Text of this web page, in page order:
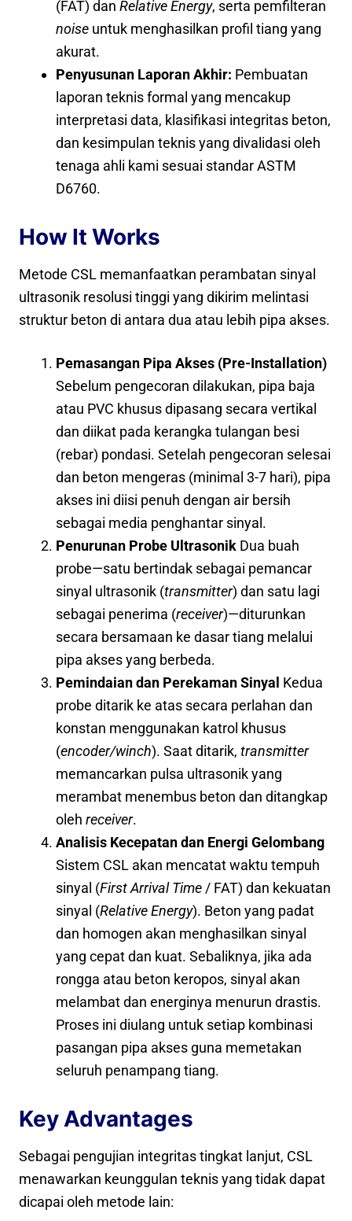
(FAT) danRelative Energy, serta pemfilteran
noise untuk menghasilkan profil tiang yang
akurat.
Penyusunan Laporan Akhir: Pembuatan
laporan teknis formal yang mencakup
interpretasi data, klasifikasi integritas beton,
dan kesimpulan teknis yang divalidasi oleh
tenaga ahli kami sesuai standar ASTM
D6760.
How It Works
Metode CSL memanfaatkan perambatan sinyal
ultrasonik resolusi tinggi yang dikirim melintasi
struktur beton di antara dua atau lebih pipa akses.
Pemasangan Pipa Akses (Pre-Installation)
Sebelum pengecoran dilakukan, pipa baja
atau PVC khusus dipasang secara vertikal
dan diikat pada kerangka tulangan besi
(rebar) pondasi. Setelah pengecoran selesai
dan beton mengeras (minimal 3-7 hari), pipa
akses ini diisi penuh dengan air bersih
sebagai media penghantar sinyal.
Penurunan Probe Ultrasonik Dua buah
probe—satu bertindak sebagai pemancar
sinyal ultrasonik (transmitter) dan satu lagi
sebagai penerima (receiver)—diturunkan
secara bersamaan ke dasar tiang melalui
pipa akses yang berbeda.
Pemindaian dan Perekaman Sinyal Kedua
probe ditarik ke atas secara perlahan dan
konstan menggunakan katrol khusus
(encoder/winch). Saat ditarik,transmitter
memancarkan pulsa ultrasonik yang
merambat menembus beton dan ditangkap
olehreceiver.
Analisis Kecepatan dan Energi Gelombang
Sistem CSL akan mencatat waktu tempuh
sinyal (First Arrival Time / FAT) dan kekuatan
sinyal (Relative Energy). Beton yang padat
dan homogen akan menghasilkan sinyal
yang cepat dan kuat. Sebaliknya, jika ada
rongga atau beton keropos, sinyal akan
melambat dan energinya menurun drastis.
Proses ini diulang untuk setiap kombinasi
pasangan pipa akses guna memetakan
seluruh penampang tiang.
Key Advantages
Sebagai pengujian integritas tingkat lanjut, CSL
menawarkan keunggulan teknis yang tidak dapat
dicapai oleh metode lain: